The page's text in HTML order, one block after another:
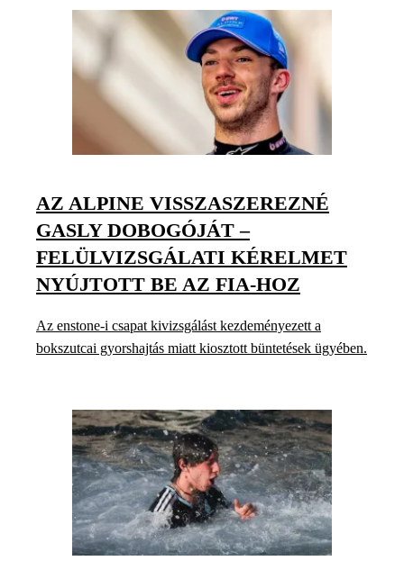
AZ ALPINE VISSZASZEREZNÉ
GASLY DOBOGÓJÁT –
FELÜLVIZSGÁLATI KÉRELMET
NYÚJTOTT BE AZ FIA-HOZ
Az enstone-i csapat kivizsgálást kezdeményezett a
bokszutcai gyorshajtás miatt kiosztott büntetések ügyében.